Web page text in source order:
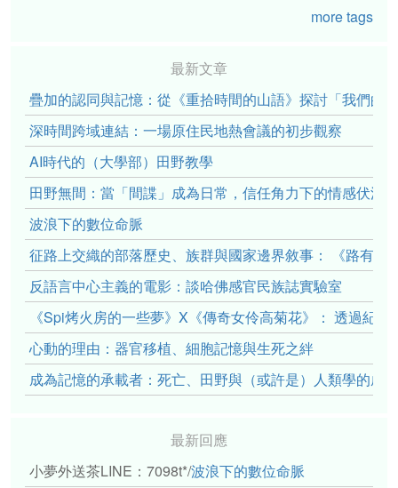
more tags
最新文章
疊加的認同與記憶：從《重拾時間的山語》探討「我們的
深時間跨域連結：一場原住民地熱會議的初步觀察
AI時代的（大學部）田野教學
田野無間：當「間諜」成為日常，信任角力下的情感伏流
波浪下的數位命脈
征路上交織的部落歷史、族群與國家邊界敘事： 《路有
反語言中心主義的電影：談哈佛感官民族誌實驗室
《Spi烤火房的一些夢》X《傳奇女伶高菊花》： 透過紀
心動的理由：器官移植、細胞記憶與生死之絆
成為記憶的承載者：死亡、田野與（或許是）人類學的成
最新回應
小夢外送茶LINE：7098t*/波浪下的數位命脈